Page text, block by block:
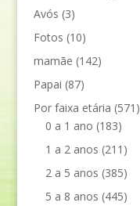
Avós (3)
Fotos (10)
mamãe (142)
Papai (87)
Por faixa etária (571)
0 a 1 ano (183)
1 a 2 anos (211)
2 a 5 anos (385)
5 a 8 anos (445)